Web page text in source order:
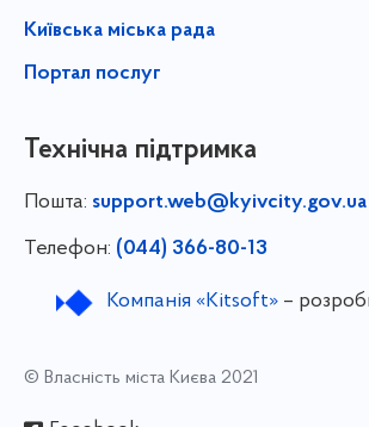
Київська міська рада
Портал послуг
Технічна підтримка
Пошта: support.web@kyivcity.gov.ua
Телефон: (044) 366-80-13
Компанія «Kitsoft»–
© Власність міста Києва 2021